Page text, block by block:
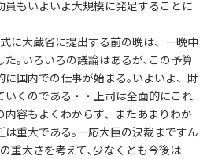
もいよいよ大規模に発足することに
に大蔵省に提出する前の晩は、一晩中
｡いろいろの議論はあるが､この予算
国内での仕事が始まる｡いよいよ、財
いくのである・・上司は全面的にこれ
内容もよくわからず、またあまりわか
は重大である｡一応大臣の決裁まですん
重大さを考えて､少なくとも今後は